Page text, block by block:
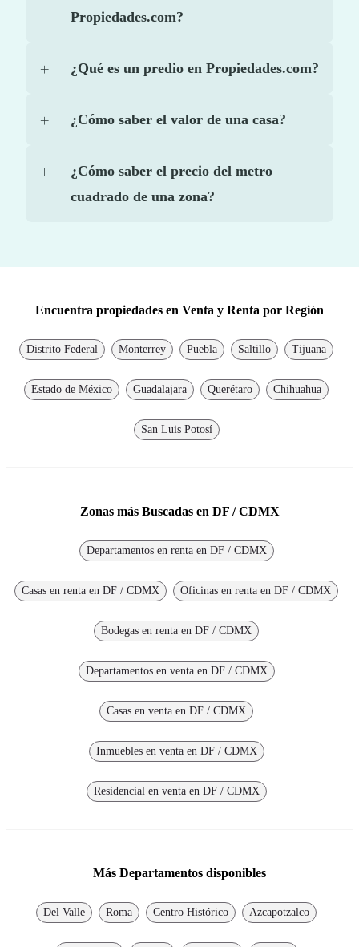
Propiedades.com?
¿Qué es un predio en Propiedades.com?
¿Cómo saber el valor de una casa?
¿Cómo saber el precio del metro
cuadrado de una zona?
Encuentra propiedades en Venta y Renta por Región
Distrito Federal Monterrey Puebla Saltillo Tijuana
Estado de México Guadalajara Querétaro Chihuahua
San Luis Potosí
Zonas más Buscadas en DF / CDMX
Departamentos en renta en DF / CDMX
Casas en renta en DF / CDMX Oficinas en renta en DF / CDMX
Bodegas en renta en DF / CDMX
Departamentos en venta en DF / CDMX
Casas en venta en DF / CDMX
Inmuebles en venta en DF / CDMX
Residencial en venta en DF / CDMX
Más Departamentos disponibles
Del Valle Roma Centro Histórico Azcapotzalco